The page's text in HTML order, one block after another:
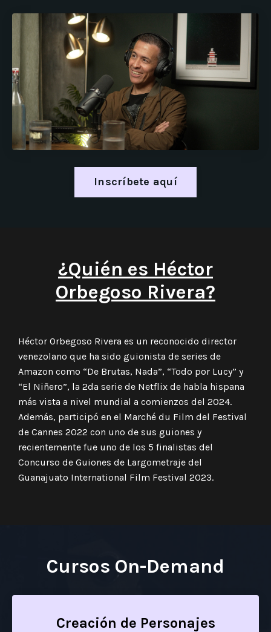
Inscríbete aquí
¿Quién es Héctor
Orbegoso Rivera?
Héctor Orbegoso Rivera es un reconocido director
venezolano que ha sido guionista de series de
Amazon como “De Brutas, Nada”, “Todo por Lucy” y
“El Niñero”, la 2da serie de Netflix de habla hispana
más vista a nivel mundial a comienzos del 2024.
Además, participó en el Marché du Film del Festival
de Cannes 2022 con uno de sus guiones y
recientemente fue uno de los 5 finalistas del
Concurso de Guiones de Largometraje del
Guanajuato International Film Festival 2023.
Cursos On-Demand
Creación de Personajes